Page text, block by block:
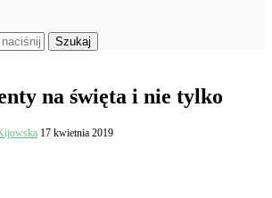
Szukaj
na święta i nie tylko
17 kwietnia 2019